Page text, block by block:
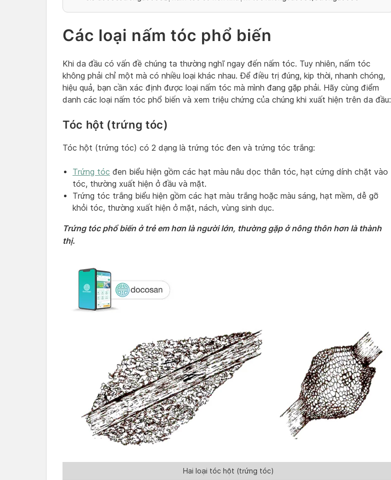
Các loại nấm tóc phổ biến
Khi da đầu có vấn đề chúng ta thường nghĩ ngay đến nấm tóc. Tuy nhiên, nấm tóc
không phải chỉ một mà có nhiều loại khác nhau. Để điều trị đúng, kip thời, nhanh chóng,
hiệu quả, bạn cần xác định được loại nấm tóc mà mình đang gặp phải. Hãy cùng điểm
danh các loại nấm tóc phổ biến và xem triệu chứng của chúng khi xuất hiện trên da đầu:
Tóc hột (trứng tóc)
Tóc hột (trứng tóc) có 2 dạng là trứng tóc đen và trứng tóc trắng:
Trứng tóc đen biểu hiện gồm các hạt màu nâu dọc thân tóc, hạt cứng dính chặt vào
tóc, thường xuất hiện ở đầu và mặt.
Trứng tóc trắng biểu hiện gồm các hạt màu trắng hoặc màu sáng, hạt mềm, dễ gỡ
khỏi tóc, thường xuất hiện ở mặt, nách, vùng sinh dục.
Trứng tóc phổ biến ở trẻ em hơn là người lớn, thường gặp ở nông thôn hơn là thành
thị.
Hai loại tóc hột (trứng tóc)